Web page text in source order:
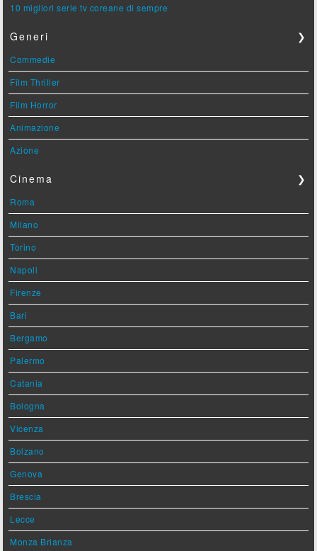
10 migliori serie tv coreane di sempre
Generi ❯
Commedie
Film Thriller
Film Horror
Animazione
Azione
Cinema ❯
Roma
Milano
Torino
Napoli
Firenze
Bari
Bergamo
Palermo
Catania
Bologna
Vicenza
Bolzano
Genova
Brescia
Lecce
Monza Brianza